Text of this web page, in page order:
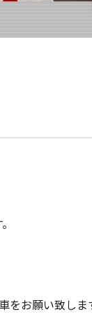
お願い致しま